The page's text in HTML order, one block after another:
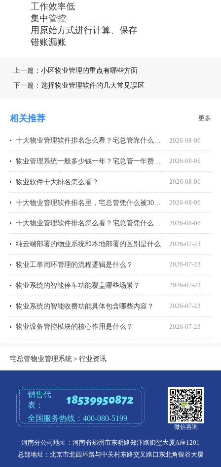
工作效率低
集中管控
用原始方式进行计算、保存
错账漏账
上一篇： 小区物业管理的重点有哪些方面
下一篇： 选择物业管理软件的几大常见误区
相关推荐 更多
2026-08-06
2026-08-06
物业软件十大排名怎么看？ 2026-08-06
2026-08-06
十大物业管理软件排名怎么看？宅总管凭什么能进榜？ 2026-08-06
纯云端部署的物业系统和本地部署的区别是什么 2026-07-23
物业工单闭环管理的流程逻辑是什么？ 2026-07-23
物业系统的智能停车功能覆盖哪些场景？ 2026-07-23
物业系统的智能收费功能具体包含哪些内容？ 2026-07-23
物业设备管控模块的核心作用是什么？ 2026-07-23
宅总管物业管理系统＞行业资讯
销售代
表：
18539950872
全国服务热线：400-080-5199
微信咨询
河南分公司地址：河南省郑州市东明路郑汴路御玺大厦A座1201
总部地址：北京市北四环路与中关村东路交叉路口东北角银谷大厦